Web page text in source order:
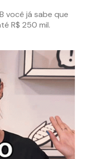
você já sabe que
R$ 250 mil.